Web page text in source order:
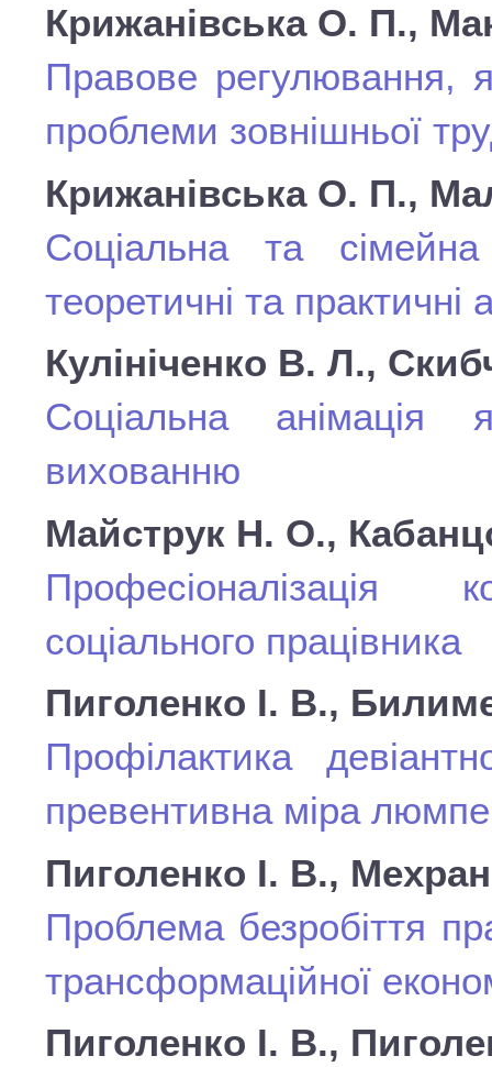
Крижанівська О. П.,
Правове регулювання,
проблеми зовнішньої
Крижанівська О. П.,
Соціальна та
теоретичні та практичні
Кулініченко В. Л.,
Соціальна анімація
вихованню
Майструк Н. О.,
Професіоналізація
соціального працівника
Пиголенко І. В.,
Профілактика
превентивна міра
Пиголенко І. В.,
Проблема безробіття
трансформаційної
Пиголенко І. В.,